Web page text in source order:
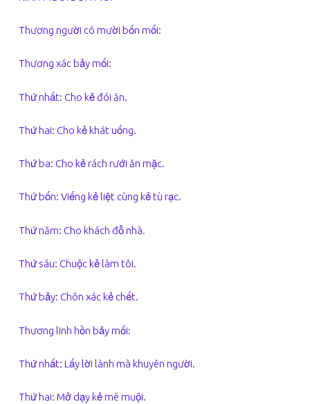
Thương người có mười bốn mối:
Thương xác bảy mối:
Thứ nhất: Cho kẻ đói ăn.
Thứ hai: Cho kẻ khát uống.
Thứ ba: Cho kẻ rách rưới ăn mặc.
Thứ bốn: Viếng kẻ liệt cùng kẻ tù rạc.
Thứ năm: Cho khách đỗ nhà.
Thứ sáu: Chuộc kẻ làm tôi.
Thứ bảy: Chôn xác kẻ chết.
Thương linh hồn bảy mối:
Thứ nhất: Lấy lời lành mà khuyên người.
Thứ hai: Mở dạy kẻ mê muội.